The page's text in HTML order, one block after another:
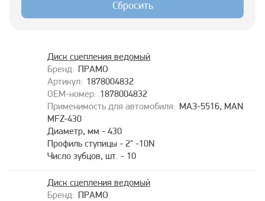
Сбросить
ПРАМО
1878004832
1878004832
Диск сцепления ведомый
МАЗ-5516, MAN
MFZ-430
Диаметр, мм - 430
Профиль ступицы - 2" -10N
Число зубцов, шт. - 10
ПРАМО
Диск сцепления ведомый